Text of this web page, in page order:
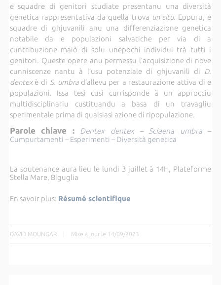
e squadre di genitori studiate presentanu una diversità
genetica rappresentativa da quella trova un situ. Eppuru, e
squadre di ghjuvanili anu una differenziazione genetica
notabile da e populazioni salvatiche per via di a
cuntribuzione maiò di solu unepochi individui trà tutti i
genitori. Queste opere anu permessu l’acquisizione di nove
cunniscenze nantu à l’usu potenziale di ghjuvanili di D.
dentexè di S. umbrad’allevu per a restaurazione attiva di e
populazioni. Issa tesi cusì currisponde à un approcciu
multidisciplinariu custituandu a basa di un travagliu
sperimentale prima di qualsiasi azione di ripopulazione.
Parole chiave : Dentex dentex – Sciaena umbra–
Cumpurtamenti – Esperimenti – Diversità genetica
La soutenance aura lieu le lundi 3 juillet à 14H, Plateforme
Stella Mare, Biguglia
En savoir plus: Résumé scientifique
DAVID MOUNGAR | Mise à jour le 14/09/2023